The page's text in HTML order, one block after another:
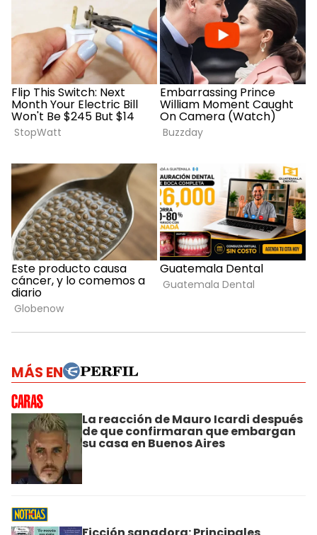
MÁS EN
La reacción de Mauro Icardi después
de que confirmaran que embargan
su casa en Buenos Aires